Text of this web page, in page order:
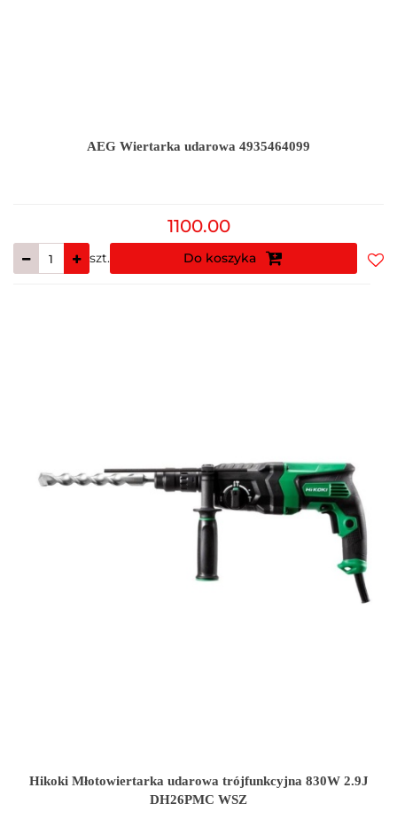
AEG Wiertarka udarowa 4935464099
1100.00
szt. Do koszyka
Hikoki Młotowiertarka udarowa trójfunkcyjna 830W 2.9J
DH26PMC WSZ